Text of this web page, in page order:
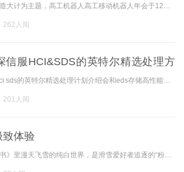
以跨越战术迷局求定智造大计为主题，高工机器人高工移动机器人年会于12月21-23日在深圳机场凯悦酒店隆重举行，作为业界顶尖的连接机器人产业链年度盛会，高工机器人年会为500+机
262人阅
信服HCI&SDS的英特尔精选处理方
，数据增值
12月17日，深入理解hci sds的英特尔精选处理计划介绍会和eds存储高性能版本发布会在网上举行。 以前传达的数据中心架构暴露的维护成本太高，难以扩展，生命周期短，大量数据解决效
201人阅
体验
冬季的北海道，是《情书》里漫天飞雪的纯白世界，是滑雪爱好者追逐的“粉雪天堂”，更是美食家舌尖上的鲜味王国。这座日本最北端的岛屿，以四季分明的自然奇观与多元文化交织